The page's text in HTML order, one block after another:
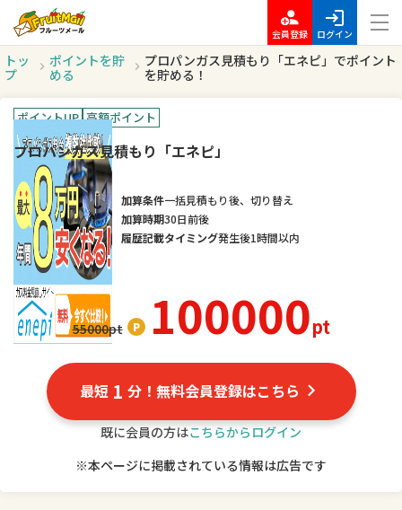
会員登録 ログイン
トッ
プ
ポイントを貯
める
プロパンガス見積もり「エネピ」でポイント
を貯める！
ポイントUP 高額ポイント
プロパンガス見積もり「エネピ」
55000pt 100000pt
加算条件一括見積もり後、切り替え
加算時期30日前後
履歴記載タイミング発生後1時間以内
最短 1 分！無料会員登録はこちら
既に会員の方はこちらからログイン
※本ページに掲載されている情報は広告です